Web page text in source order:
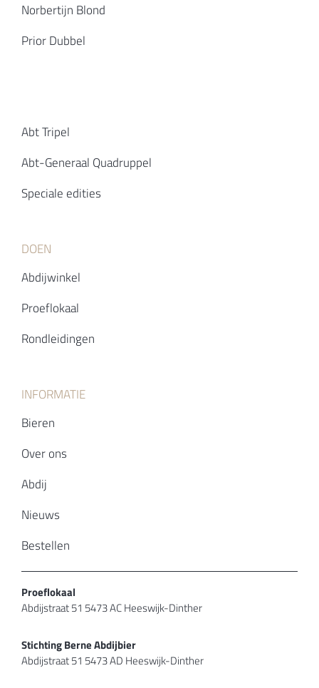
Norbertijn Blond
Prior Dubbel
Abt Tripel
Abt-Generaal Quadruppel
Speciale edities
DOEN
Abdijwinkel
Proeflokaal
Rondleidingen
INFORMATIE
Bieren
Over ons
Abdij
Nieuws
Bestellen
Proeflokaal
Abdijstraat 51 5473 AC Heeswijk-Dinther
Stichting Berne Abdijbier
Abdijstraat 51 5473 AD Heeswijk-Dinther